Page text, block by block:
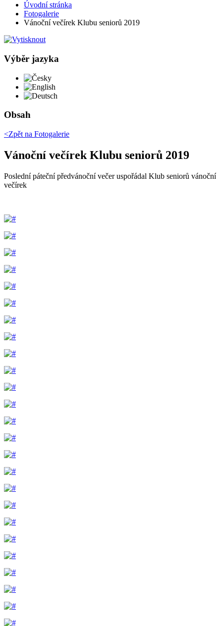
Úvodní stránka
Fotogalerie
Vánoční večírek Klubu seniorů 2019
Výběr jazyka
Česky
Obsah
<Zpět na Fotogalerie
Vánoční večírek Klubu seniorů 2019
Poslední páteční předvánoční večer uspořádal Klub seniorů vánoční
večírek